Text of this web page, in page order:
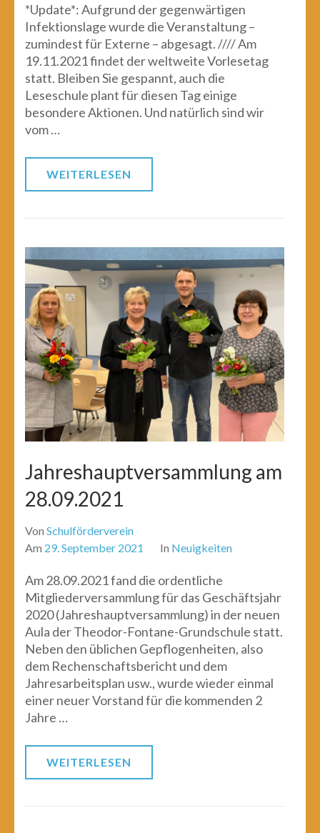
*Update*: Aufgrund der gegenwärtigen
Infektionslage wurde die Veranstaltung –
zumindest für Externe – abgesagt. //// Am
19.11.2021 findet der weltweite Vorlesetag
statt. Bleiben Sie gespannt, auch die
Leseschule plant für diesen Tag einige
besondere Aktionen. Und natürlich sind wir
vom …
WEITERLESEN
Jahreshauptversammlung am
28.09.2021
Von Schulförderverein
Am 29. September 2021 In Neuigkeiten
Am 28.09.2021 fand die ordentliche
Mitgliederversammlung für das Geschäftsjahr
2020 (Jahreshauptversammlung) in der neuen
Aula der Theodor-Fontane-Grundschule statt.
Neben den üblichen Gepflogenheiten, also
dem Rechenschaftsbericht und dem
Jahresarbeitsplan usw., wurde wieder einmal
einer neuer Vorstand für die kommenden 2
Jahre …
WEITERLESEN